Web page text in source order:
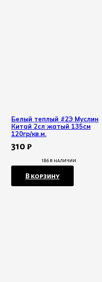
Белый теплый #2Э Муслин
Китай 2сл жатый 135см
120гр/кв.м.
310₽
186 в наличии
В корзину